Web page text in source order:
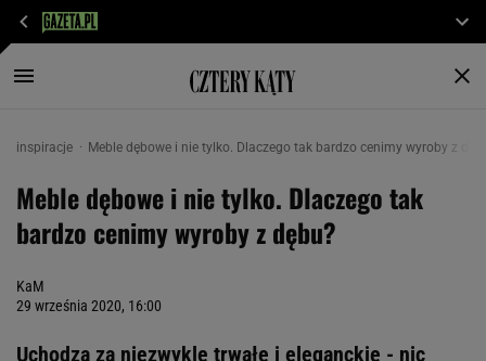
inspiracje Meble dębowe i nie tylko. Dlaczego tak bardzo cenimy wyroby z
Meble dębowe i nie tylko. Dlaczego tak
bardzo cenimy wyroby z dębu?
KaM
29 września 2020, 16:00
Uchodzą za niezwykle trwałe i eleganckie - nic